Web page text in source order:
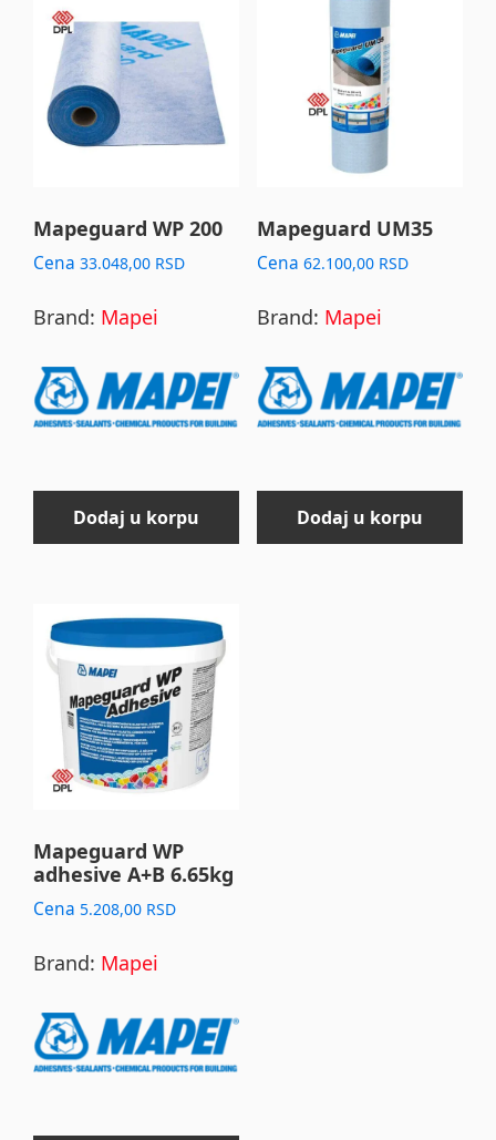
Mapeguard WP 200
Cena 33.048,00 RSD
Brand: Mapei
Dodaj u korpu
Mapeguard UM35
Cena 62.100,00 RSD
Brand: Mapei
Dodaj u korpu
Mapeguard WP
adhesive A+B 6.65kg
Cena 5.208,00 RSD
Brand: Mapei